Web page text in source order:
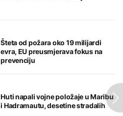
Šteta od požara oko 19 milijardi
evra, EU preusmjerava fokus na
prevenciju
Huti napali vojne položaje u Maribu
i Hadramautu, desetine stradalih